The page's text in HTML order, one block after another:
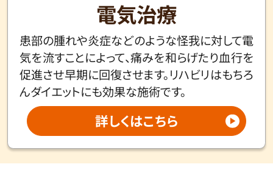
電気治療
患部の腫れや炎症などのような怪我に対して電
気を流すことによって、痛みを和らげたり血行を
促進させ早期に回復させます。リハビリはもちろ
んダイエットにも効果な施術です。
詳しくはこちら